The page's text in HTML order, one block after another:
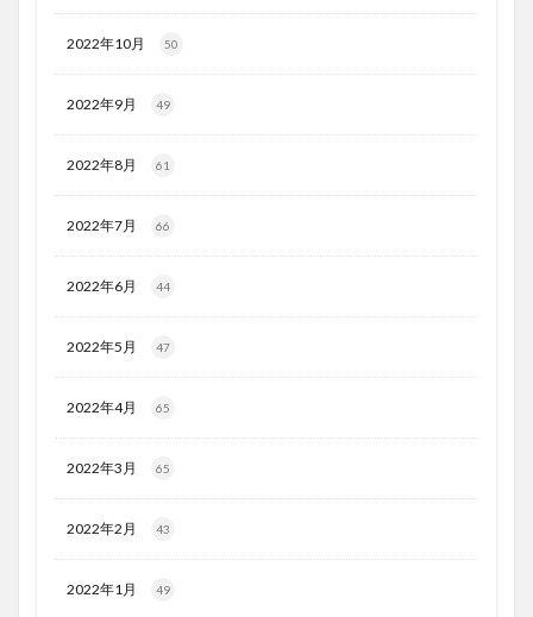
2022年10月 50
2022年9月 49
2022年8月 61
2022年7月 66
2022年6月 44
2022年5月 47
2022年4月 65
2022年3月 65
2022年2月 43
2022年1月 49